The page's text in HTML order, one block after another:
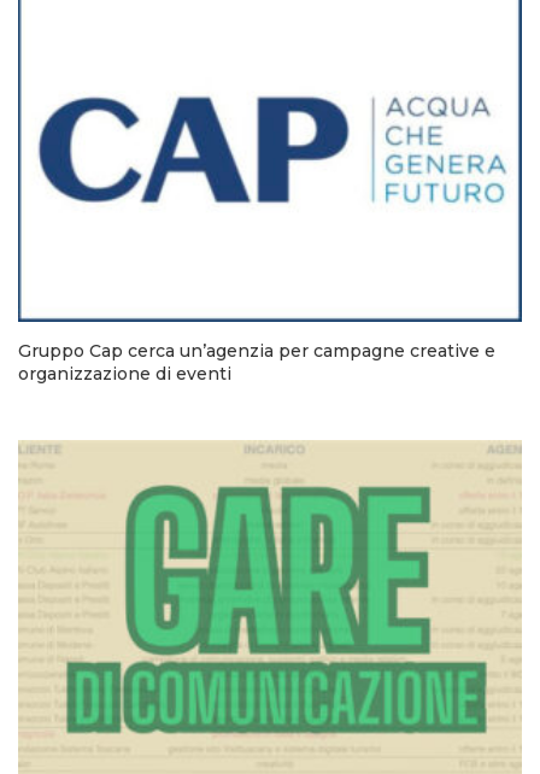
Gruppo Cap cerca un’agenzia per campagne creative e
organizzazione di eventi